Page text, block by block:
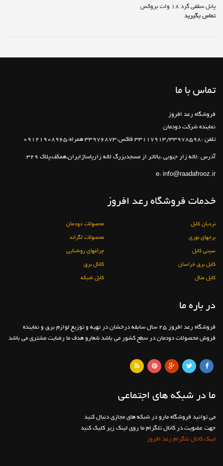
پانل سقفی گرد 18 وات بروکس
تماس بگیرید
تماس با ما
فروشگاه رعد افروز
نماینده شرکت دودمان
تلفن :33117913/33978598 فاکس:33976873 همراه:09121908965
آدرس :لاله زار جنوبی ،بالاتر از مسجدبزرگ لاله زارپاساژایران،همکف،پلاک 329
e: info@raadafrooz.ir
خدمات فروشگاه رعد افروز
محصولات دودمان
محصولات لگراند
چراغهای روشنایی
کانال برق
کابل شبکه
نردبان کابل
برجهای نوری
سینی کابل
کابل برق خراسان
کابل متال
در باره ما
فروشگاه رعد افروز 25 سال سابقه درخشان در تهیه و توزیع لوازم برق و نماینده
فروش محصولات دودمان در سطح کشور می باشد شعارو هدف ما رضایت مشتری می باشد
ما در شبکه های اجتماعی
می توانید فروشگاه مارو در شبکه های مجازی دنبال کنید
جهت عضویت در کانال تلگرام ما روی لینک زیر کلیک کنید
لینک کانال تلگرام رعد افروز